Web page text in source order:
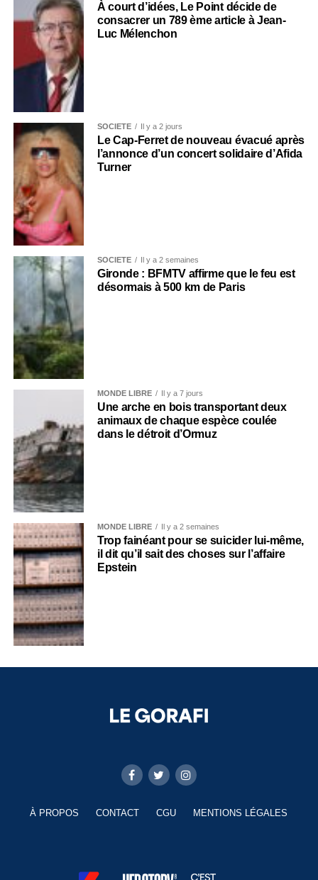
À court d’idées, Le Point décide de
consacrer un 789 ème article à Jean-
Luc Mélenchon
SOCIÉTÉ Il y a 2 jours
Le Cap-Ferret de nouveau évacué après
l’annonce d’un concert solidaire d’Afida
Turner
SOCIÉTÉ Il y a 2 semaines
Gironde : BFMTV affirme que le feu est
désormais à 500 km de Paris
MONDE LIBRE Il y a 7 jours
Une arche en bois transportant deux
animaux de chaque espèce coulée
dans le détroit d’Ormuz
MONDE LIBRE Il y a 2 semaines
Trop fainéant pour se suicider lui-même,
il dit qu’il sait des choses sur l’affaire
Epstein
À PROPOS CONTACT CGU MENTIONS LÉGALES